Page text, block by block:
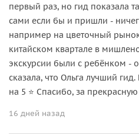
первый раз, но гид показала
сами если бы и пришли -
например на цветочный
китайском квартале в
экскурсии были с ребёнком -
сказала, что Ольга лучший
на 5 ⭐ Спасибо, за
16 дней назад